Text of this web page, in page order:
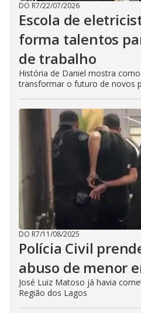
DO R7/22/07/2026
Escola de
forma talentos
de trabalho
História de Daniel mostra
transformar o futuro de novos
DO R7/11/08/2025
Polícia Civil
abuso de menor
José Luiz Matoso já havia
Região dos Lagos